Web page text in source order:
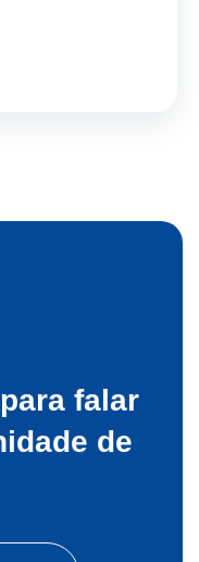
falar
de